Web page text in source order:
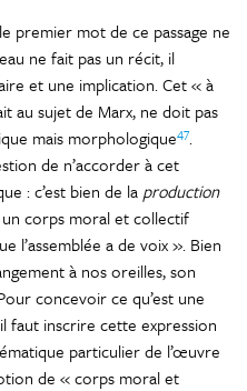
premier mot de ce passage ne
ne fait pas un récit, il
et une implication. Cet « à
au sujet de Marx, ne doit pas
mais morphologique47.
de n’accorder à cet
: c’est bien de la production
corps moral et collectif
l’assemblée a de voix ». Bien
à nos oreilles, son
concevoir ce qu’est une
faut inscrire cette expression
particulier de l’œuvre
de « corps moral et